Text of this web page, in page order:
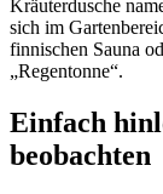
Kräuterdusche
sich im
finnischen Sauna
„Regentonne“.
Einfach
beobachten